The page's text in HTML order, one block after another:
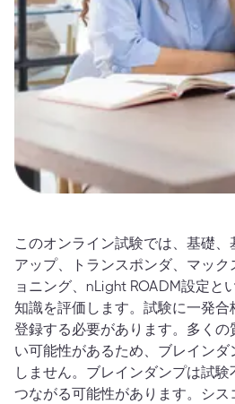
このオンライン試験では、基礎
アップ、トランスポンダ、マッ
ョニング、nLight ROADM設定と
知識を評価します。試験に一発
登録する必要があります。多く
い可能性があるため、ブレイン
しません。ブレインダンプは試
つながる可能性があります。シ